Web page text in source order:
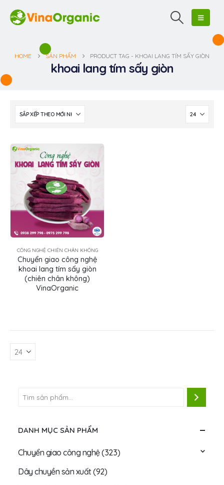
HOME SẢN PHẨM PRODUCT TAG - KHOAI LANG TÍM SẤY GIÒN
khoai lang tím sấy giòn
CÔNG NGHỆ CHIÊN CHÂN KHÔNG
Chuyển giao công nghệ
khoai lang tím sấy giòn
(chiên chân không)
VinaOrganic
DANH MỤC SẢN PHẨM
Chuyển giao công nghệ(323)
Dây chuyền sản xuất(92)